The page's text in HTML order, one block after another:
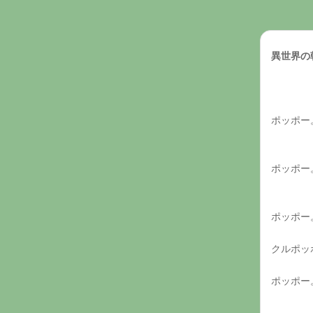
異世界の
ポッポー
ポッポー
ポッポー
クルポッ
ポッポー